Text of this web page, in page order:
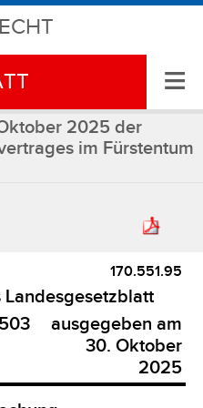
≡
2025 der
im Fürstentum